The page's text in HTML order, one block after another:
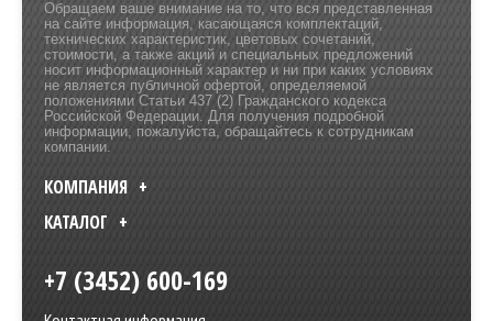
Обращаем ваше внимание на то, что вся представленная
на сайте информация, касающаяся комплектаций,
технических характеристик, цветовых сочетаний,
стоимости, а также акций и специальных предложений
носит информационный характер и ни при каких условиях
не является публичной офертой, определяемой
положениями Статьи 437 (2) Гражданского кодекса
Российской Федерации. Для получения подробной
информации, пожалуйста, обращайтесь к сотрудникам
компании.
КОМПАНИЯ
КАТАЛОГ
+7 (3452) 600-169